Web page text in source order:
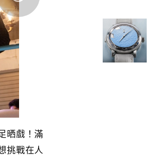
晒戲！滿
挑戰在人